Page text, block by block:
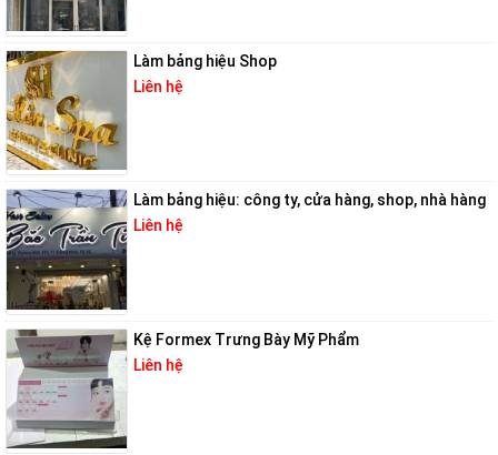
Làm bảng hiệu Shop
Liên hệ
Làm bảng hiệu: công ty, cửa hàng, shop, nhà hàng
Liên hệ
Kệ Formex Trưng Bày Mỹ Phẩm
Liên hệ